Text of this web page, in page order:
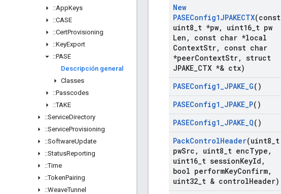
::AppKeys
::CASE
::CertProvisioning
::KeyExport
::PASE
Descripción general
Classes
::Passcodes
::TAKE
::ServiceDirectory
::ServiceProvisioning
::SoftwareUpdate
::StatusReporting
::Time
::TokenPairing
::WeaveTunnel
New
PASEConfig1JPAKECTX(const
uint8 t *pw, uint16 t pw
Len ,
const char *local
ContextStr,
const char
*peerContextStr, struct
JPAKE CTX *& ctx)
PASEConfig1_JPAKE_G()
PASEConfig1_JPAKE_P()
PASEConfig1_JPAKE_Q()
PackControlHeader(uint8 t
pwSrc , uint8 t encType ,
uint16 t sessionKeyId ,
bool performKeyConfirm,
uint32 t & controlHeader)